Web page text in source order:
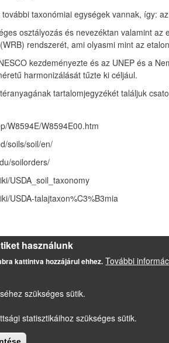
taxonómiai egységek vannak, így:
osztályozás és nevezéktan valamint
rendszerét, ami olyasmi mint az
kezdeményezte és az UNEP és a
harmonizálását tűzte ki céljául.
tartalomjegyzékét találjuk
W8594E/W8594E00.htm
soils/soil/en/
soilorders/
USDA_soil_taxonomy
USDA-talajtaxon%C3%B3mia
for soil.docx
használunk
kattintva hozzájárul ehhez. További
szükséges sütik.
statisztikáihoz szükséges sütik.